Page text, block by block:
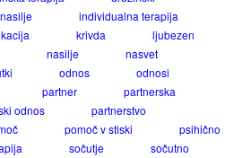
individualna terapija
krivda
ljubezen
nasilje
nasvet
odnos
odnosi
partner
partnerska
odnos
partnerstvo
pomoč v stiski
psihično
sočutje
sočutno